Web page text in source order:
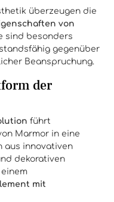
überzeugen die
von
sind besonders
gegenüber
Beanspruchung.
der
führt
Marmor in eine
aus innovativen
dekorativen
mit